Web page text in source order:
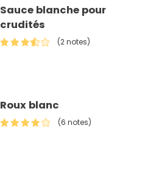
Sauce blanche pour
crudités
(2 notes)
Roux blanc
(6 notes)